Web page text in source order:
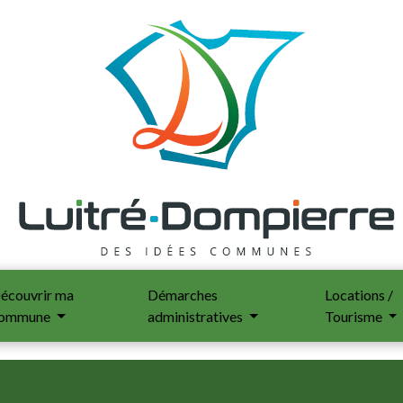
ma
Démarches
administratives
Locations /
Tourisme